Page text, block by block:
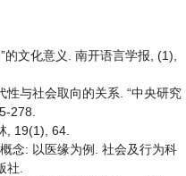
的文化意义. 南开语言学报, (1),
与社会取向的关系. “中央研究
278.
, 19(1), 64.
念: 以医缘为例. 社会及行为科
社.